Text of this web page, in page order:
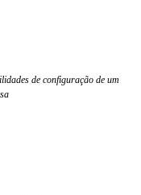
de configuração de um